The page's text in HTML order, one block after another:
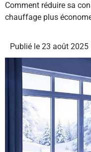
Comment réduire sa
chauffage plus
Publié le 23 août 2025